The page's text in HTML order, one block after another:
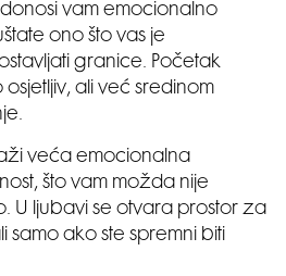
vam emocionalno
ono što vas je
granice. Početak
ali već sredinom
veća emocionalna
što vam možda nije
U ljubavi se otvara prostor za
ako ste spremni biti